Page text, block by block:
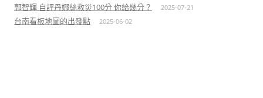
郭智輝 自評丹娜絲救災100分 你給幾分？ 2025-07-21
台南看板地圖的出發點 2025-06-02